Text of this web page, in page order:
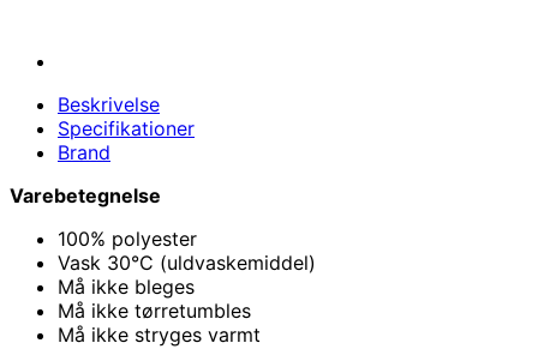
Beskrivelse
Specifikationer
Brand
Varebetegnelse
100% polyester
Vask 30°C (uldvaskemiddel)
Må ikke bleges
Må ikke tørretumbles
Må ikke stryges varmt